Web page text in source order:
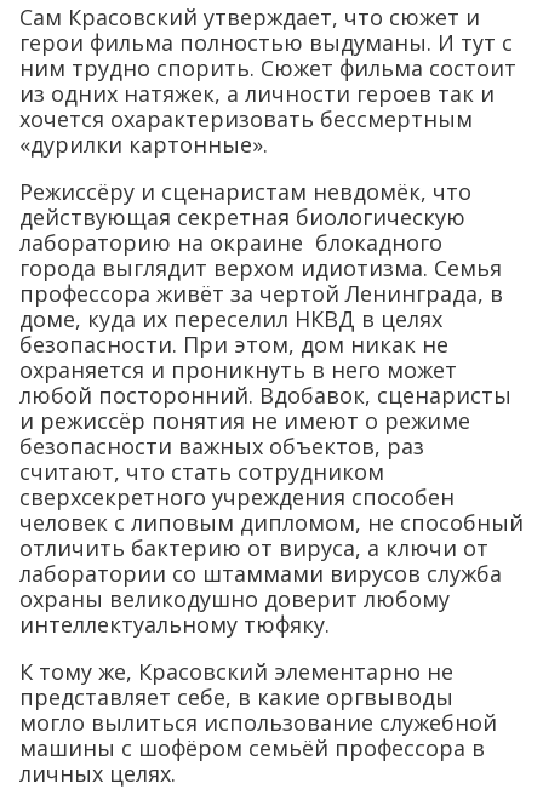
Сам Красовский утверждает, что сюжет и
герои фильма полностью выдуманы. И тут с
ним трудно спорить. Сюжет фильма состоит
из одних натяжек, а личности героев так и
хочется охарактеризовать бессмертным
«дурилки картонные».
Режиссёру и сценаристам невдомёк, что
действующая секретная биологическую
лабораторию на окраине блокадного
города выглядит верхом идиотизма. Семья
профессора живёт за чертой Ленинграда, в
доме, куда их переселил НКВД в целях
безопасности. При этом, дом никак не
охраняется и проникнуть в него может
любой посторонний. Вдобавок, сценаристы
и режиссёр понятия не имеют о режиме
безопасности важных объектов, раз
считают, что стать сотрудником
сверхсекретного учреждения способен
человек с липовым дипломом, не способный
отличить бактерию от вируса, а ключи от
лаборатории со штаммами вирусов служба
охраны великодушно доверит любому
интеллектуальному тюфяку.
К тому же, Красовский элементарно не
представляет себе, в какие оргвыводы
могло вылиться использование служебной
машины с шофёром семьёй профессора в
личных целях.